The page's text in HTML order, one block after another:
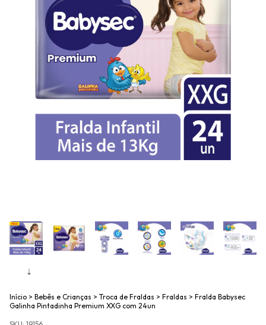
Início > Bebês e Crianças > Troca de Fraldas > Fraldas > Fralda Babysec
Galinha Pintadinha Premium XXG com 24un